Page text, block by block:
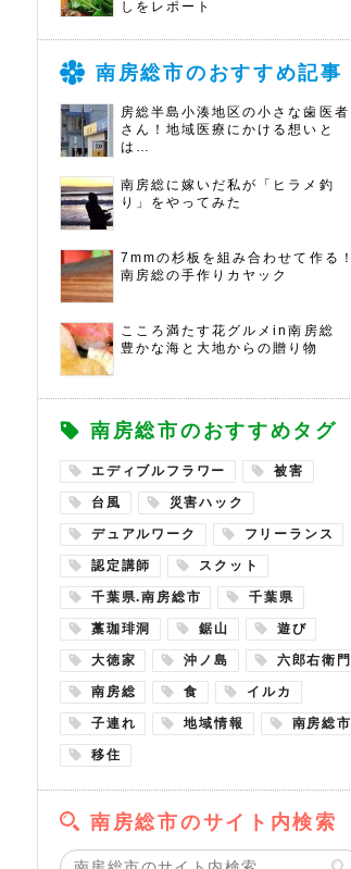
しをレポート
南房総市のおすすめ記事
房総半島小湊地区の小さな歯医者
さん！地域医療にかける想いと
は…
南房総に嫁いだ私が「ヒラメ釣
り」をやってみた
7mmの杉板を組み合わせて作る！
南房総の手作りカヤック
こころ満たす花グルメin南房総
豊かな海と大地からの贈り物
南房総市のおすすめタグ
エディブルフラワー 被害
台風 災害ハック
デュアルワーク フリーランス
認定講師 スクット
千葉県.南房総市 千葉県
藁珈琲洞 鋸山 遊び
大徳家 沖ノ島 六郎右衛門
南房総 食 イルカ
子連れ 地域情報 南房総市
移住
南房総市のサイト内検索